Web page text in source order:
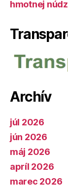
hmotnej
Archív
júl 2026
jún 2026
máj 2026
apríl 2026
marec 2026